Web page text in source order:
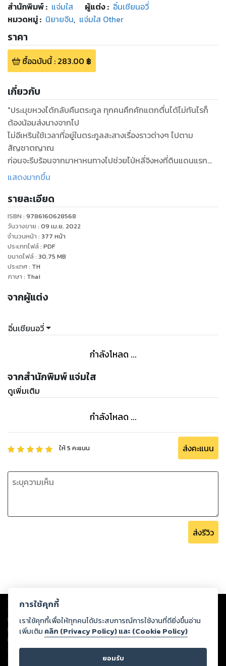
สำนักพิมพ์: แจ่มใส ผู้แต่ง : อิ๋นเชียนอวี่
หมวดหมู่: นิยายจีน, แจ่มใส Other
ราคา
ซื้อฉบับนี้: 283.00 ฿
เกี่ยวกับ
"ประมุขหวงได้กลับคืนตระกูล ทุกคนคึกคักแตกตื่นได้ไม่ทันไรก็
ต้องน้อมส่งนางจากไป
โม่อีเหรินใช้เวลาที่อยู่ในตระกูลสะสางเรื่องราวต่างๆ ไปตาม
สัญชาตญาณ
ก่อนจะรีบร้อนจากมาหาหนทางไปช่วยไป่หลี่จิงหงที่ดินแดนแรก
นภา
ยามที่นางสัมผัสถึงเขาได้แต่หาเขาไม่เจอนั้นช่างแสนยุ่งยากใจ
ไหนจะตอนที่เห็นเขาอยู่กับสตรีอื่นนั่นอีกเล่า
ความรักช่างเป็นบ่อเกิดแห่งความทุกข์และความเสียใจจริงๆ
ทว่านางมิใช่คนที่จะทุกข์ได้นาน เพราะยังมี ‘แดนสมบัติ’ ที่ต้อง
เข้าไปผจญภัยอีก
ยามนี้นางคือประมุขหวง ส่วนไป่หลี่จิงหงคือประมุขหอน้อยแห่งหอ
ลงทัณฑ์
โม่อีเหรินไม่หวั่นเกรงอยู่แล้ว หากจะท้าสู้ก็เข้ามาได้เลย!
แสดงมากขึ้น
รายละเอียด
ISBN : 9786160628568
วันวางขาย : 09 เม.ย. 2022
จำนวนหน้า : 377 หน้า
ประเภทไฟล์: PDF
ขนาดไฟล์: 30.75 MB
ประเทศ: TH
ภาษา : Thai
จากผู้แต่ง
อิ๋นเชียนอวี่
กำลังโหลด ...
จากสำนักพิมพ์ แจ่มใส
ดูเพิ่มเติม
กำลังโหลด ...
ให้5 คะแนน ส่งคะแนน
ส่งรีวิว
Copyright © 2026
ต่อผลงานหรือเนื้อหาใดที่อัปโหลดผ่านเว็บไซต์และปรากฏว่าละเมิดสิทธิใน
ทรัพย์สินทางปัญญาของบุคคลอื่นหรือขัดต่อกฎหมายและศีลธรรม ดังนั้น ผู้อ่าน
ทุกท่านโปรดใช้วิจารณญาณในการกลั่นกรองด้วยตนเอง และหากท่านพบว่าส่วน
หนึ่งส่วนใดขัดต่อกฎหมายและศีลธรรม กรุณาแจ้งมายังบริษัท เพื่อทีมงานจะได้
ดำเนินการในทันที ทั้งนี้ ทางสตอรี่ล็อกขอสงวนลิขสิทธิ์ตามพระราชบัญญัติ
ลิขสิทธิ์ พ.ศ. 2537 (ฉบับล่าสุด)
การใช้คุกกี้
เราใช้คุกกี้เพื่อให้ทุกคนได้ประสบการณ์การใช้งานที่ดียิ่งขึ้นอ่าน
เพิ่มเติม คลิก (Privacy Policy) และ (Cookie Policy)
ยอมรับ